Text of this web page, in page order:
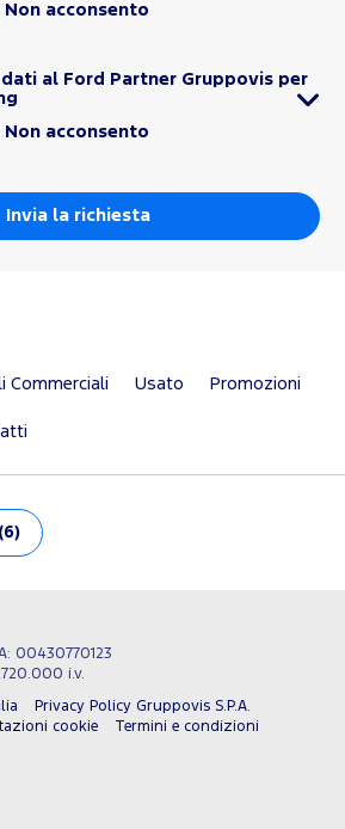
Non acconsento
al Ford Partner Gruppovis per
Non acconsento
Commerciali Usato Promozioni
00430770123
i.v.
Privacy Policy Gruppovis S.P.A.
cookie
Termini e condizioni